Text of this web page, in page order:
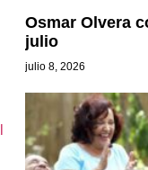
Osmar Olvera
julio
julio 8, 2026